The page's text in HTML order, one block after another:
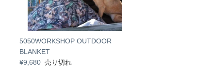
5050WORKSHOP OUTDOOR
BLANKET
¥9,680 売り切れ